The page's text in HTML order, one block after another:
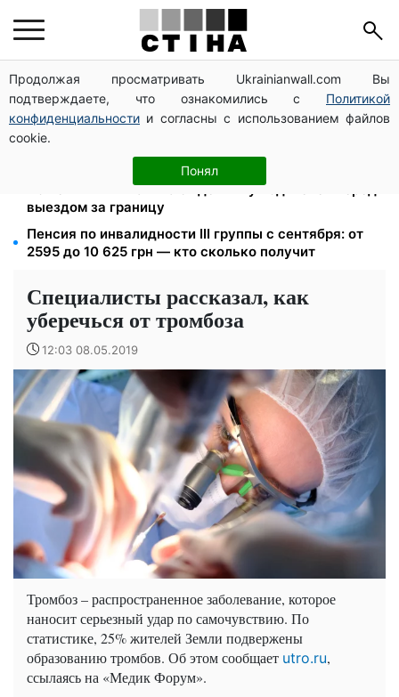
Продолжая просматривать Ukrainianwall.com Вы
подтверждаете, что ознакомились с Политикой
конфиденциальности и согласны с использованием файлов
cookie.
Понял
Тариф 2,64 грн за киловатт с 1 октября: владельцы
электроотопления будут платить на 39% меньше
4 склада Fozzy Group уничтожила рф: Сильпо
предупредило о задержках — полки пустеют
Фейковые сайты сервисных центров МВД:
мошенники выманивают деньги у водителей перед
выездом за границу
Пенсия по инвалидности III группы с сентября: от
2595 до 10 625 грн — кто сколько получит
Специалисты рассказал, как
уберечься от тромбоза
12:03 08.05.2019
Тромбоз – распространенное заболевание, которое
наносит серьезный удар по самочувствию. По
статистике, 25% жителей Земли подвержены
образованию тромбов. Об этом сообщает utro.ru,
ссылаясь на «Медик Форум».